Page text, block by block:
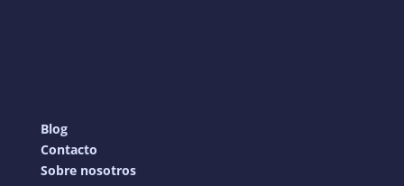
Blog
Contacto
Sobre nosotros